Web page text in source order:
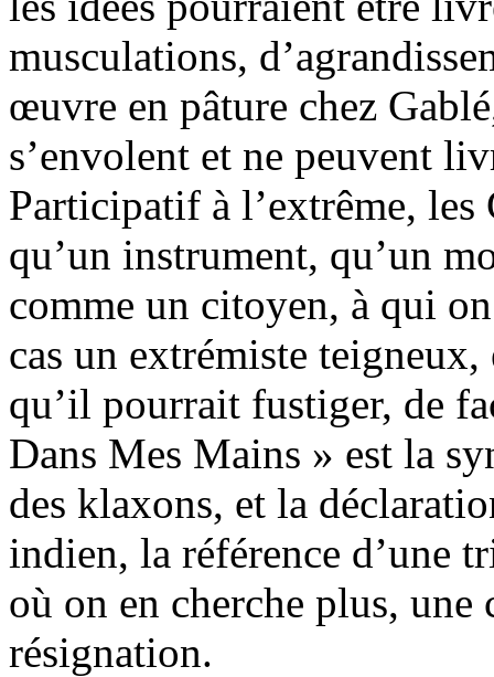
musculations,
œuvre en pâture chez
s’envolent et ne peuvent
Participatif à l’extrême,
qu’un instrument, qu’un
comme un citoyen, à qui
cas un extrémiste
qu’il pourrait fustiger, de
Dans Mes Mains » est la
des klaxons, et la
indien, la référence d’une
où on en cherche plus,
résignation.